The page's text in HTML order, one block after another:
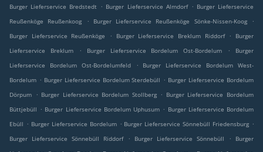
Burger Lieferservice Bredstedt . Burger Lieferservice Almdorf . Burger Lieferservice
Reußenköge Reußenkoog
. Burger Lieferservice Reußenköge Sönke-Nissen-Koog
.
Burger Lieferservice Reußenköge
. Burger Lieferservice Breklum Riddorf .
Burger
Lieferservice Breklum
. Burger Lieferservice Bordelum Ost-Bordelum .
Burger
Lieferservice Bordelum Ost-Bordelumfeld
.
Burger Lieferservice Bordelum West-
Bordelum . Burger Lieferservice Bordelum Sterdebüll . Burger Lieferservice Bordelum
Dörpum
. Burger Lieferservice Bordelum Stollberg . Burger Lieferservice Bordelum
Büttjebüll . Burger Lieferservice Bordelum Uphusum . Burger Lieferservice Bordelum
Ebüll . Burger Lieferservice Bordelum . Burger Lieferservice Sönnebüll Friedensburg .
Burger Lieferservice Sönnebüll Riddorf
. Burger Lieferservice Sönnebüll .
Burger